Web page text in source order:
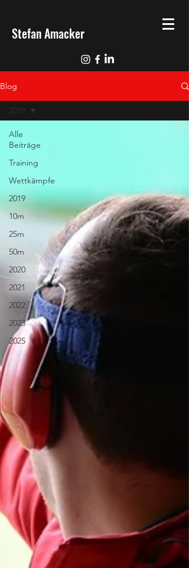
Stefan Amacker
Blog
Alle
Beiträge
Training
Wettkämpfe
2019
10m
25m
50m
2020
2021
2022
2023
2025
2019